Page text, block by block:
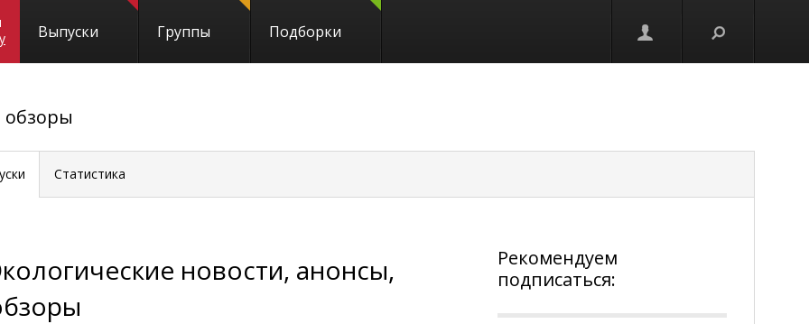
Выпуски Группы Подборки
обзоры
Статистика
новости, анонсы,
Рекомендуем
подписаться: